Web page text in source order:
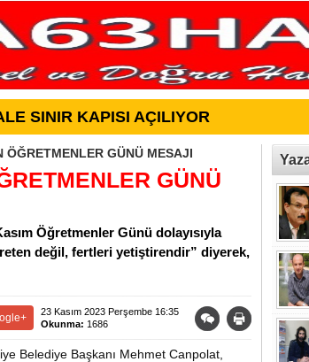
SINIR KAPISI AÇILIYOR
ÖĞRETMENLER GÜNÜ MESAJI
GÜNÜ
Öğretmenler Günü dolayısıyla
değil, fertleri yetiştirendir” diyerek,
23 Kasım 2023 Perşembe 16:35
Okunma: 1686
Belediye Başkanı Mehmet Canpolat,